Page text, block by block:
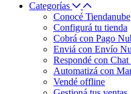
Categorías
Conocé Tiendanube
Configurá tu tienda
Cobrá con Pago
Enviá con Envío
Respondé con
Automatizá con
Vendé offline